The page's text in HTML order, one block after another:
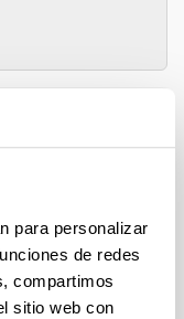
para personalizar
de redes
compartimos
sitio web con
MenúAbrir/cerrar